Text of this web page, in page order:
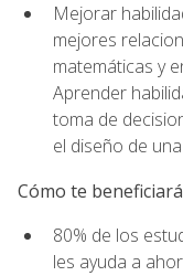
Mejorar
mejores
matemáticas y
Aprender
toma de
el diseño de
Cómo te
80% de los
les ayuda a